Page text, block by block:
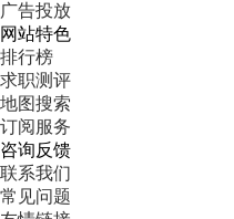
广告投放
网站特色
排行榜
求职测评
地图搜索
订阅服务
咨询反馈
联系我们
常见问题